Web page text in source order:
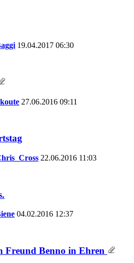
19.04.2017 06:30
27.06.2016 09:11
22.06.2016 11:03
04.02.2016 12:37
Freund Benno in Ehren